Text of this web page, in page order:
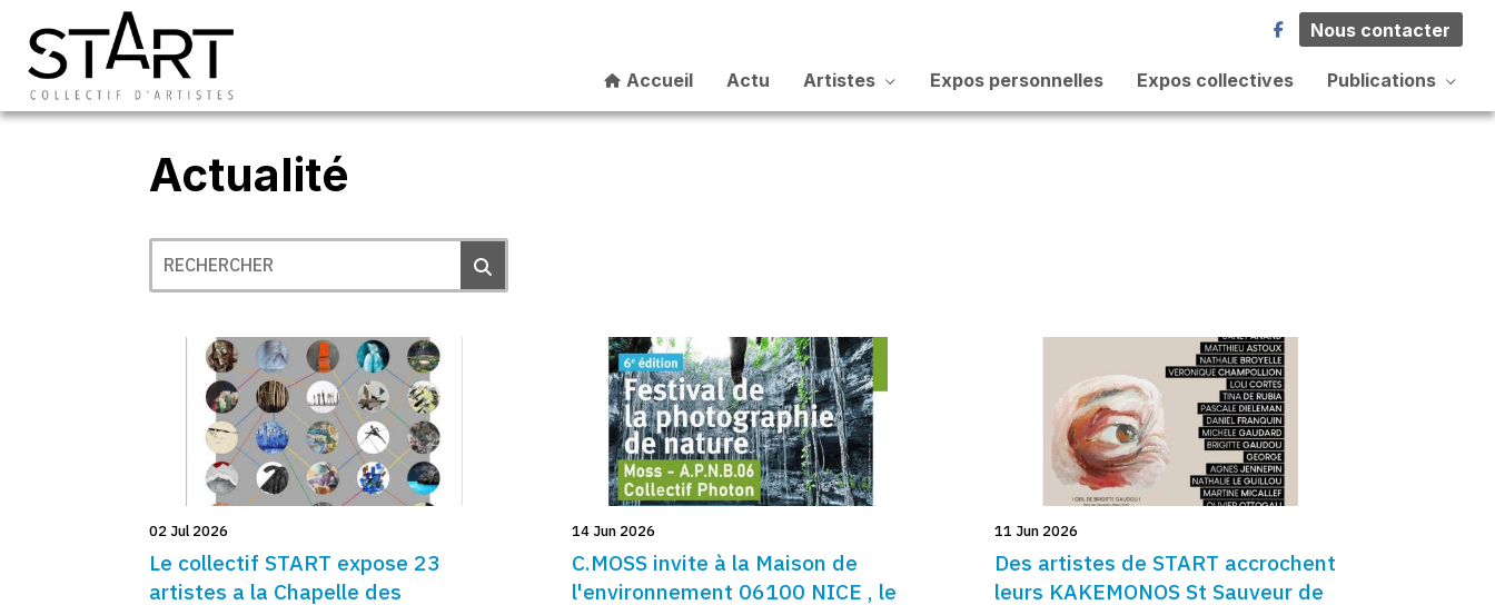
Accueil Actu Artistes Expos personnelles Expos collectives Publications
Nous contacter
Actualité
02 Jul 2026
Le collectif START expose 23
artistes a la Chapelle des
14 Jun 2026
C.MOSS invite à la Maison de
l'environnement 06100 NICE , le
11 Jun 2026
Des artistes de START accrochent
leurs KAKEMONOS St Sauveur de